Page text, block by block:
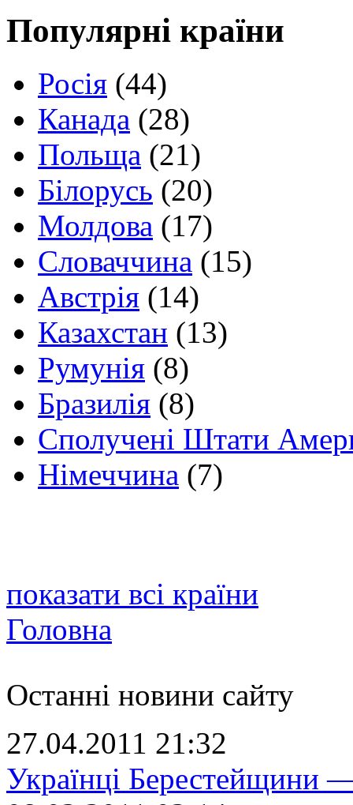
Популярні країни
Росія (44)
Канада (28)
Польща (21)
Білорусь (20)
Молдова (17)
Словаччина (15)
Австрія (14)
Казахстан (13)
Румунія (8)
Бразилія (8)
Сполучені Штати
Німеччина (7)
показати всі країни
Головна
Останні новини сайту
27.04.2011 21:32
Українці Берестейщини